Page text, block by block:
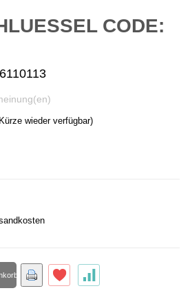
CODE:
wieder verfügbar)